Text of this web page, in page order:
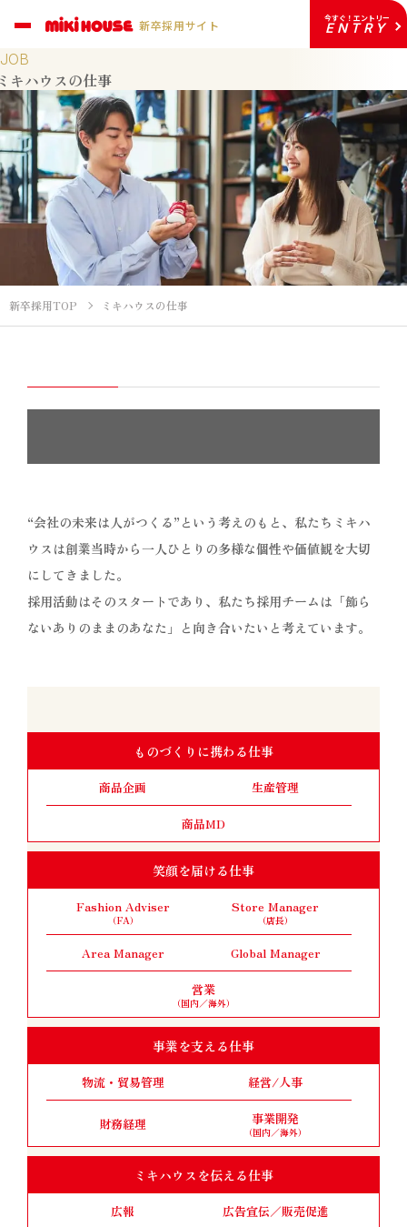
新卒採用サイト 今すぐ！エントリー
ENTRY
JOB
キハウスの仕事
新卒採用TOP ミキハウスの仕事
“会社の未来は人がつくる”という考えのもと、私たちミキハ
ウスは創業当時から一人ひとりの多様な個性や価値観を大切
にしてきました。
採用活動はそのスタートであり、私たち採用チームは​「飾ら
ないありのままのあなた」と向き合いたいと考えています。
ものづくりに携わる仕事
商品企画 生産管理
商品MD
笑顔を届ける仕事
Fashion Adviser
（FA）
Store Manager
（店長）
Area Manager Global Manager
営業
（国内／海外）
事業を支える仕事
物流・貿易管理 経営/人事
財務経理 事業開発
（国内／海外）
ミキハウスを伝える仕事
広報 広告宣伝／販売促進